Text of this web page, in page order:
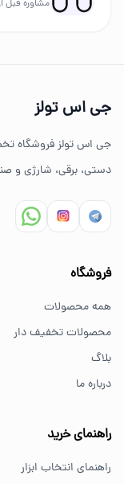
ضمانت اصالت
مشاوره تخصصی
برای کارهای
از کجا ابزار اصل
مشاوره قبل
جی اس تولز
جی اس تولز فروشگاه
دستی، برقی، شارژی و
فروشگاه
همه محصولات
محصولات تخفیف دار
بلاگ
درباره ما
راهنمای خرید
راهنمای انتخاب ابزار